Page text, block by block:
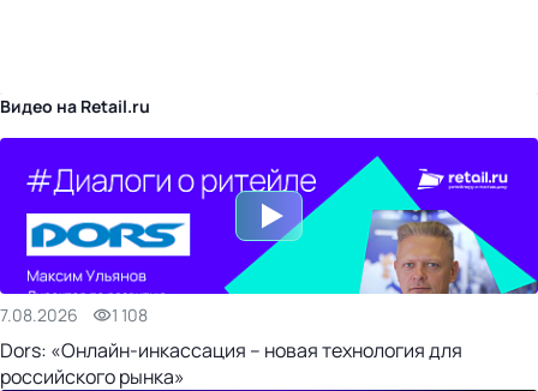
Видео на Retail.ru
7.08.2026 1 108
Dors: «Онлайн-инкассация – новая технология для
российского рынка»